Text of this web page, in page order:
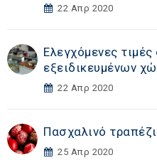
22 Απρ 2020
Ελεγχόμενες τιμές
εξειδικευμένων
22 Απρ 2020
Πασχαλινό
25 Απρ 2020